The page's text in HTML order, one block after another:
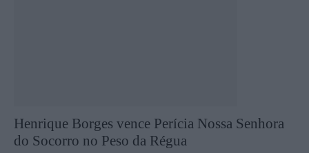
Henrique Borges vence Perícia Nossa Senhora
do Socorro no Peso da Régua